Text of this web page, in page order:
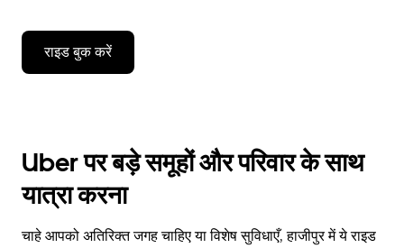
राइड बुक करें
Uber पर बड़े समूहों और परिवार के साथ
यात्रा करना
चाहे आपको अतिरिक्त जगह चाहिए या विशेष सुविधाएँ, हाजीपुर में ये राइड